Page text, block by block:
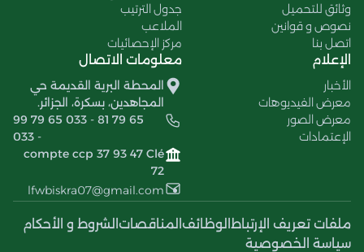
وثائق للتحميل
نصوص و قوانين
اتصل بنا
جدول الترتيب
الملاعب
مركز الإحصائيات
الإعلام
الأخبار
معرض الفيديوهات
معرض الصور
الإعتمادات
معلومات الاتصال
المحطة البرية القديمة حي
المجاهدين، بسكرة، الجزائر.
99 79 65 033 - 81 79 65
033 -
compte ccp 37 93 47 Clé
72
lfwbiskra07@gmail.com
ملفات تعريف الإرتباط الوظائف المناقصات الشروط و الأحكام
سياسة الخصوصية